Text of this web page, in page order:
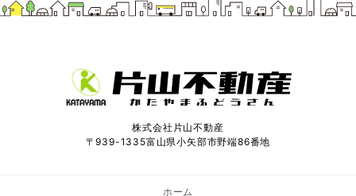
株式会社片山不動産
〒939-1335富山県小矢部市野端86番地
ホーム